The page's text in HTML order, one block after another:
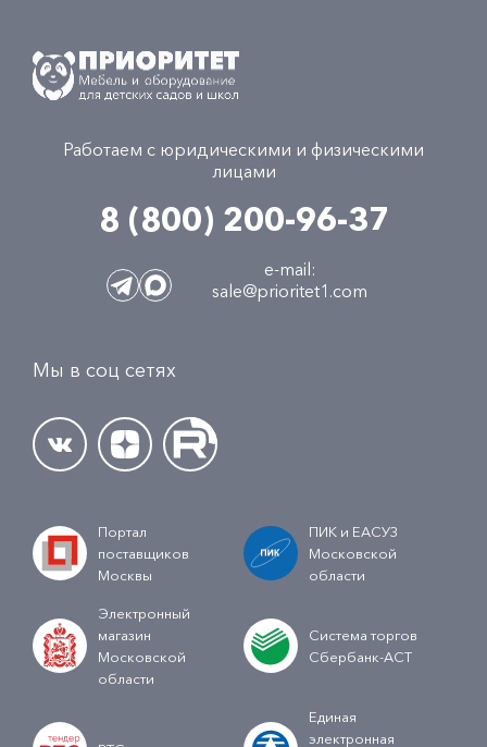
Работаем с юридическими и физическими
лицами
8 (800) 200-96-37
e-mail:
sale@prioritet1.com
Мы в соц сетях
Портал
поставщиков
Москвы
ПИК и ЕАСУЗ
Московской
области
Электронный
магазин
Московской
области
Система торгов
Сбербанк-АСТ
Единая
электронная